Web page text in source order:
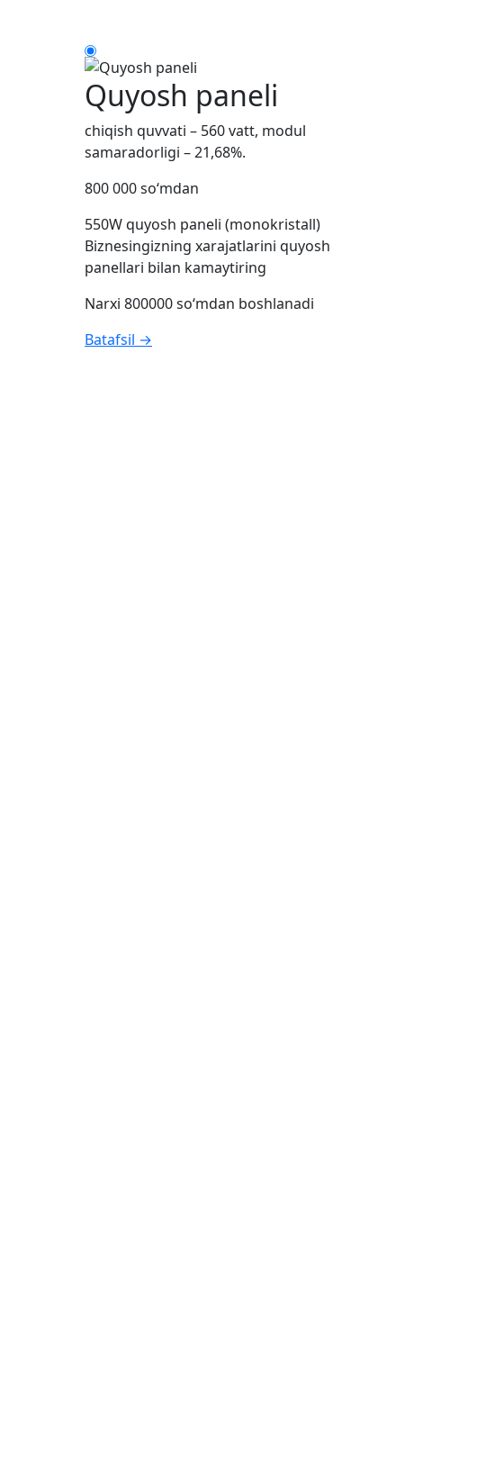
Quyosh paneli
chiqish quvvati – 560 vatt, modul
samaradorligi – 21,68%.
800 000 so‘mdan
550W quyosh paneli (monokristall)
Biznesingizning xarajatlarini quyosh
panellari bilan kamaytiring
Narxi 800000 so‘mdan boshlanadi
Batafsil →